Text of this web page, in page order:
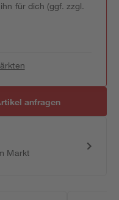
für dich (ggf. zzgl.
anfragen
Markt